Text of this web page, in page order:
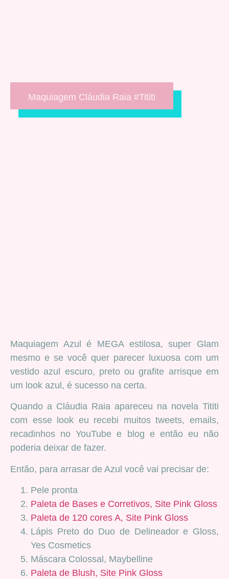
Maquiagem Cláudia Raia #Tititi
Maquiagem Azul é MEGA estilosa, super Glam
mesmo e se você quer parecer luxuosa com um
vestido azul escuro, preto ou grafite arrisque em
um look azul, é sucesso na certa.
Quando a Cláudia Raia apareceu na novela Tititi
com esse look eu recebi muitos tweets, emails,
recadinhos no YouTube e blog e então eu não
poderia deixar de fazer.
Então, para arrasar de Azul você vai precisar de:
Pele pronta
Paleta de Bases e Corretivos, Site Pink Gloss
Paleta de 120 cores A, Site Pink Gloss
Lápis Preto do Duo de Delineador e Gloss,
Yes Cosmetics
Máscara Colossal, Maybelline
Paleta de Blush, Site Pink Gloss